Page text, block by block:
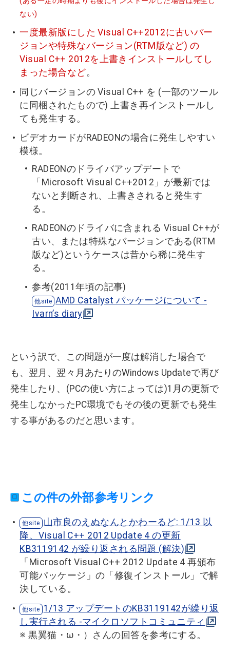
ない)
一度最新版にした Visual C++2012に古いバー
ジョンや特殊なバージョン(RTM版など) の
Visual C++ 2012を上書きインストールしてし
まった場合など。
同じバージョンの Visual C++ を (一部のツール
に同梱されたもので) 上書き再インストールし
ても発生する。
ビデオカードがRADEONの場合に発生しやすい
模様。
RADEONのドライバアップデートで
「Microsoft Visual C++2012」が最新では
ないと判断され、上書きされると発生す
る。
RADEONのドライバに含まれる Visual C++が
古い、または特殊なバージョンである(RTM
版など)というケースは昔から稀に発生す
る。
参考(2011年頃の記事)
AMD Catalyst パッケージについて -
Ivarn’s diary
という訳で、この問題が一度は解消した場合で
も、翌月、翌々月あたりのWindows Updateで再び
発生したり、(PCの使い方によっては)1月の更新で
発生しなかったPC環境でもその後の更新でも発生
する事があるのだと思います。
この件の外部参考リンク
山市良のえぬなんとかわーるど: 1/13 以
降、Visual C++ 2012 Update 4 の更新
KB3119142 が繰り返される問題 (解決)
「Microsoft Visual C++ 2012 Update 4 再頒布
可能パッケージ」の「修復インストール」で解
決している。
1/13 アップデートのKB3119142が繰り返
し実行される -マイクロソフトコミュニティ
※ 黒翼猫・ω・）さんの回答を参考にする。